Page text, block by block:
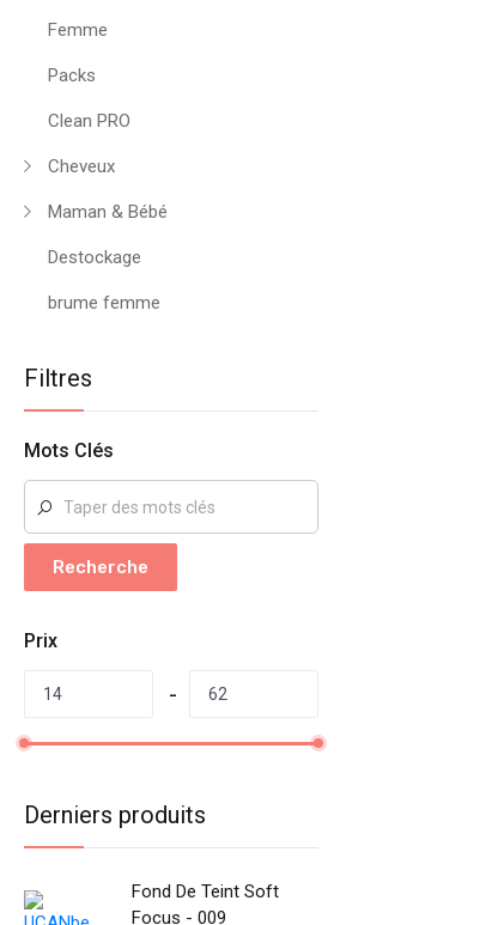
Femme
Packs
Clean PRO
Cheveux
Maman & Bébé
Destockage
brume femme
Filtres
Mots Clés
Recherche
Prix
Derniers produits
Fond De Teint Soft
Focus - 009